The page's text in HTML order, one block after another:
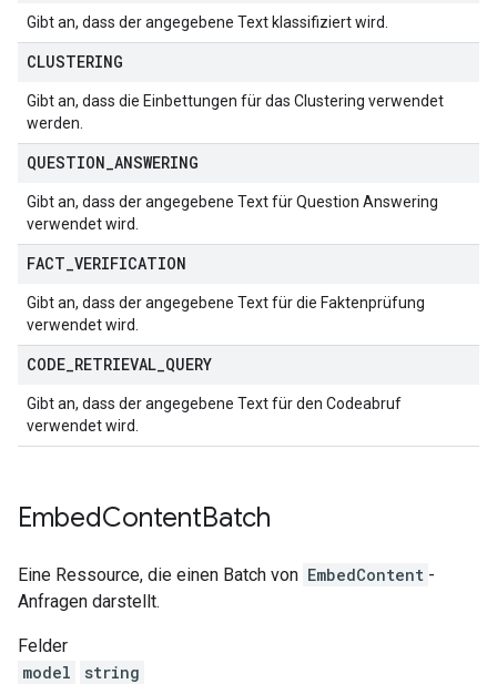
Gibt an, dass der angegebene Text klassifiziert wird.
CLUSTERING
Gibt an, dass die Einbettungen für das Clustering verwendet
werden.
QUESTION ANSWERING
Gibt an, dass der angegebene Text für Question Answering
verwendet wird.
FACT VERIFICATION
Gibt an, dass der angegebene Text für die Faktenprüfung
verwendet wird.
CODE RETRIEVAL QUERY
Gibt an, dass der angegebene Text für den Codeabruf
verwendet wird.
EmbedContentBatch
Eine Ressource, die einen Batch von EmbedContent -
Anfragen darstellt.
Felder
model
string